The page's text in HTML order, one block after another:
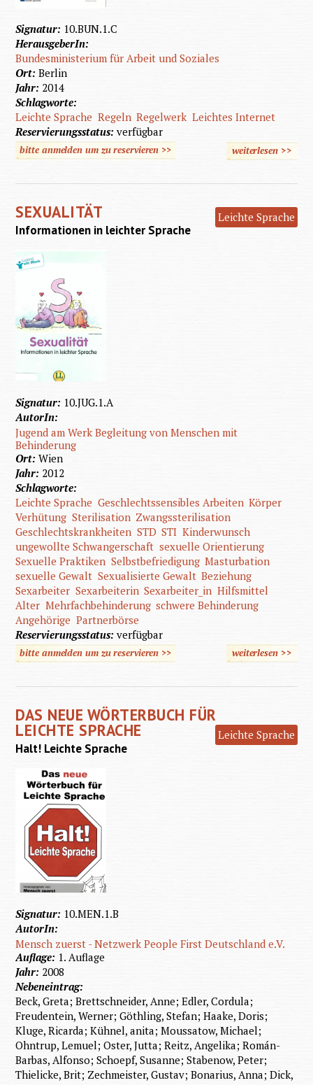
Signatur: 10.BUN.1.C
HerausgeberIn:
Bundesministerium für Arbeit und Soziales
Ort:Berlin
Jahr: 2014
Schlagworte:
Leichte Sprache Regeln Regelwerk Leichtes Internet
Reservierungsstatus:verfügbar
bitte anmelden um zu reservieren >> weiterlesen
über
>>
SEXUALITÄT Leichte Sprache
Informationen in leichter Sprache
Signatur: 10.JUG.1.A
AutorIn:
Jugend am Werk Begleitung von Menschen mit
Behinderung
Ort:Wien
Jahr: 2012
Schlagworte:
Leichte Sprache Geschlechtssensibles Arbeiten Körper
Verhütung Sterilisation Zwangssterilisation
Geschlechtskrankheiten STD STI Kinderwunsch
ungewollte Schwangerschaft sexuelle Orientierung
Sexuelle Praktiken Selbstbefriedigung Masturbation
sexuelle Gewalt Sexualisierte Gewalt Beziehung
Sexarbeiter Sexarbeiterin Sexarbeiter_in Hilfsmittel
Alter Mehrfachbehinderung schwere Behinderung
Angehörige Partnerbörse
Reservierungsstatus:verfügbar
bitte anmelden um zu reservieren >> weiterlesen
über
>>
DAS NEUE WÖRTERBUCH FÜR
LEICHTE SPRACHE Leichte Sprache
Halt! Leichte Sprache
Signatur: 10.MEN.1.B
AutorIn:
Mensch zuerst - Netzwerk People First Deutschland e.V.
Auflage: 1. Auflage
Jahr: 2008
Nebeneintrag:
Beck, Greta; Brettschneider, Anne; Edler, Cordula;
Freudentein, Werner; Göthling, Stefan; Haake, Doris;
Kluge, Ricarda; Kühnel, anita; Moussatow, Michael;
Ohntrup, Lemuel; Oster, Jutta; Reitz, Angelika; Román-
Barbas, Alfonso; Schoepf, Susanne; Stabenow, Peter;
Thielicke, Brit; Zechmeister, Gustav; Bonarius, Anna; Dick,